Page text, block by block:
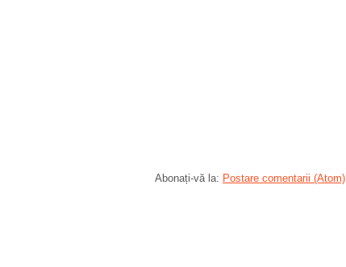
Abonați-vă la: Postare comentarii (Atom)